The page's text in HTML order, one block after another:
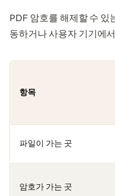
PDF 암호를 해제할 수 있
동하거나 사용자 기기에
항목
파일이 가는 곳
암호가 가는 곳